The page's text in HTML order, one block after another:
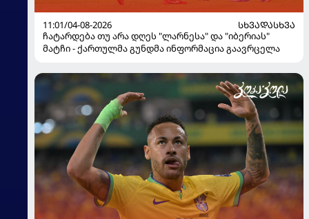
11:01/04-08-2026
ᲡᲮᲕᲐᲓᲐᲡᲮᲕᲐ
ჩატარდება თუ არა დღეს "ლარნესა" და "იბერიას"
მატჩი - ქართულმა გუნდმა ინფორმაცია გაავრცელა